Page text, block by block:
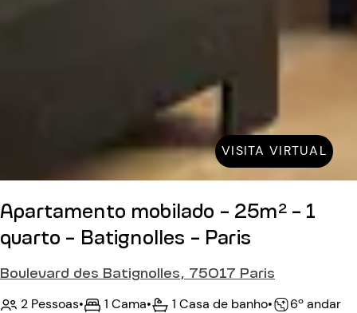
VISITA VIRTUAL
Apartamento mobilado - 25m² - 1
quarto - Batignolles - Paris
Boulevard des Batignolles, 75017 Paris
2 Pessoas• 1 Cama• 1 Casa de banho•
6º andar